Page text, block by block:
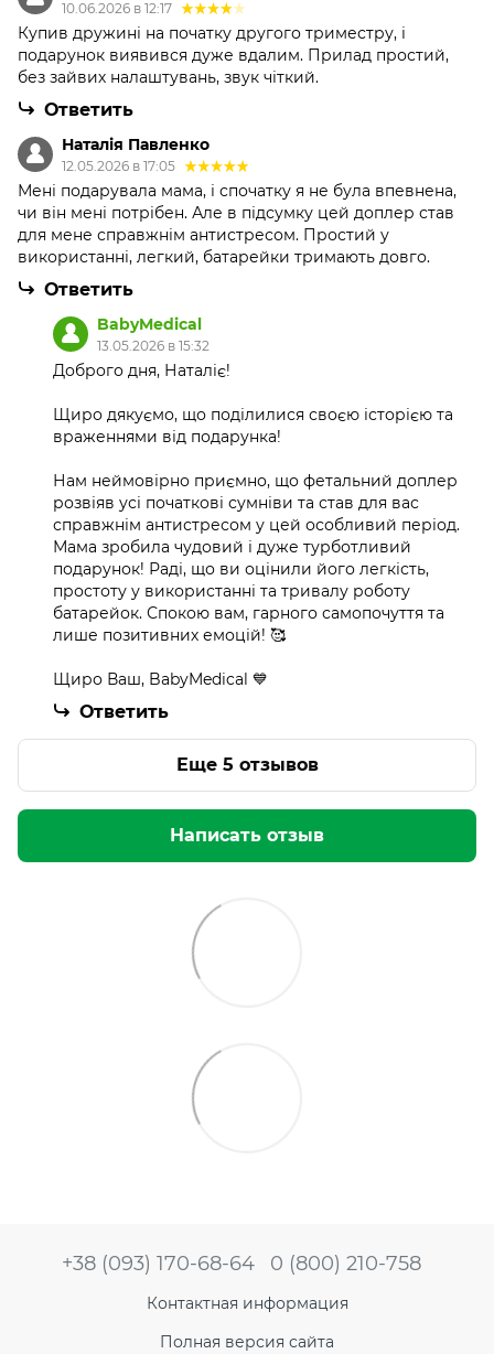
10.06.2026 в 12:17
Купив дружині на початку другого триместру, і
подарунок виявився дуже вдалим. Прилад простий,
без зайвих налаштувань, звук чіткий.
Ответить
Наталія Павленко
12.05.2026 в 17:05
Мені подарувала мама, і спочатку я не була впевнена,
чи він мені потрібен. Але в підсумку цей доплер став
для мене справжнім антистресом. Простий у
використанні, легкий, батарейки тримають довго.
Ответить
BabyMedical
13.05.2026 в 15:32
Доброго дня, Наталіє!
Щиро дякуємо, що поділилися своєю історією та
враженнями від подарунка!
Нам неймовірно приємно, що фетальний доплер
розвіяв усі початкові сумніви та став для вас
справжнім антистресом у цей особливий період.
Мама зробила чудовий і дуже турботливий
подарунок! Раді, що ви оцінили його легкість,
простоту у використанні та тривалу роботу
батарейок. Спокою вам, гарного самопочуття та
лише позитивних емоцій! 🥰
Щиро Ваш, BabyMedical 💙
Ответить
Еще 5 отзывов
Написать отзыв
+38 (093) 170-68-64 0 (800) 210-758
Контактная информация
Полная версия сайта